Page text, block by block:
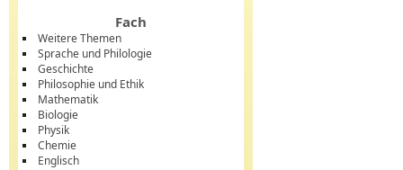
Fach
Weitere Themen
Sprache und Philologie
Geschichte
Philosophie und Ethik
Mathematik
Biologie
Physik
Chemie
Englisch